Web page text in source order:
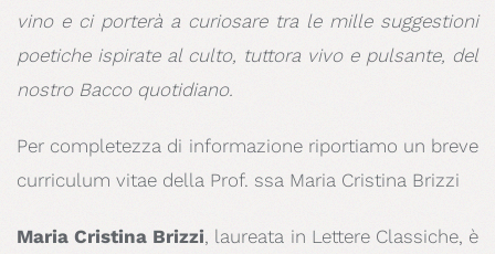
vino e ci porterà a curiosare tra le mille suggestioni
poetiche ispirate al culto, tuttora vivo e pulsante, del
nostro Bacco quotidiano.
Per completezza di informazione riportiamo un breve
curriculum vitae della Prof. ssa Maria Cristina Brizzi
Maria Cristina Brizzi, laureata in Lettere Classiche, è